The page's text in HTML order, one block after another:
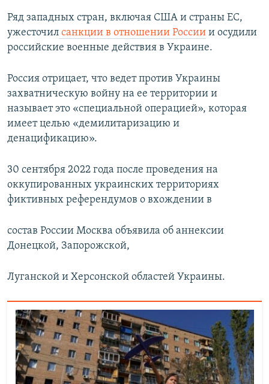
Ряд западных стран, включая США и страны ЕС,
ужесточил санкции в отношении России и осудили
российские военные действия в Украине.
Россия отрицает, что ведет против Украины
захватническую войну на ее территории и
называет это «специальной операцией», которая
имеет целью «демилитаризацию и
денацификацию».
30 сентября 2022 года после проведения на
оккупированных украинских территориях
фиктивных референдумов о вхождении в
состав России Москва объявила об аннексии
Донецкой, Запорожской,
Луганской и Херсонской областей Украины.